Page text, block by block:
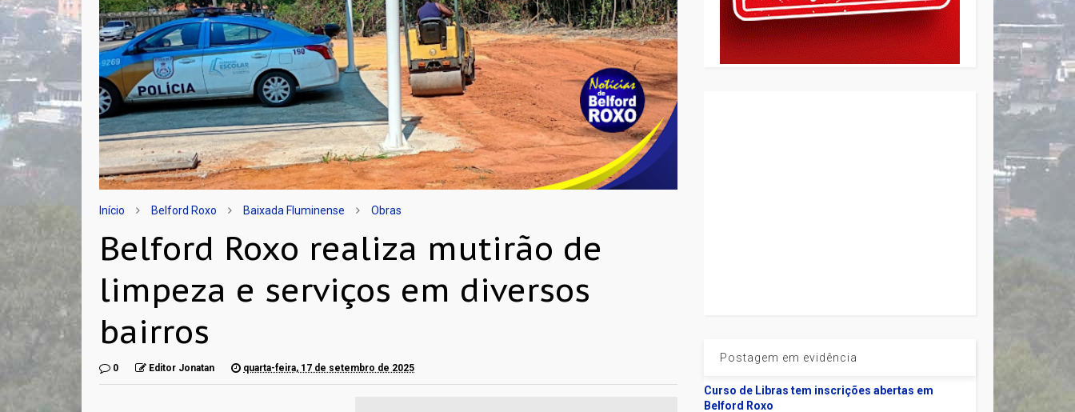
Início Belford Roxo Baixada Fluminense Obras
Belford Roxo realiza mutirão de
limpeza e serviços em diversos
bairros
0 Editor Jonatan quarta-feira, 17 de setembro de 2025
Postagem em evidência
Curso de Libras tem inscrições abertas em
Belford Roxo